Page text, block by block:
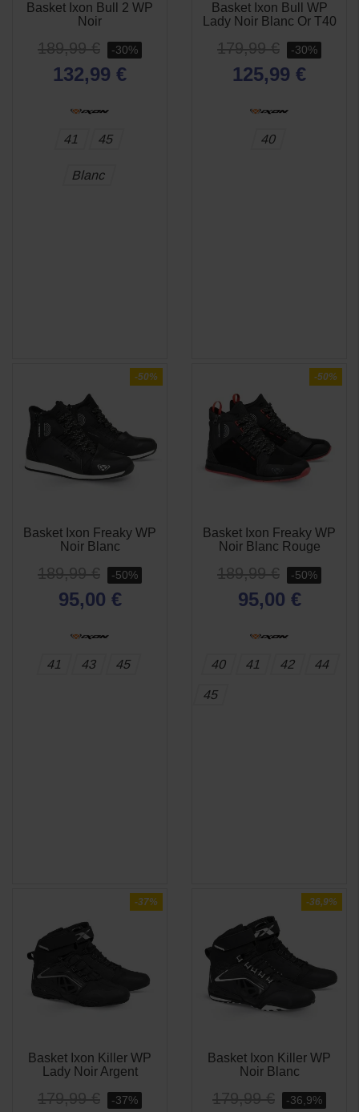
Basket Ixon Bull 2 WP
Noir
189,99 € -30%
132,99 €
41 45
Blanc
Basket Ixon Bull WP
Lady Noir Blanc Or T40
179,99 € -30%
125,99 €
40
-50%
APERÇU
RAPIDE
Basket Ixon Freaky WP
Noir Blanc
189,99 € -50%
95,00 €
41 43 45
-50%
APERÇU
RAPIDE
Basket Ixon Freaky WP
Noir Blanc Rouge
189,99 € -50%
95,00 €
40 41 42 44
45
-37%
 APERÇU
RAPIDE
Basket Ixon Killer WP
Lady Noir Argent
179,99 € -37%
-36,9%
APERÇU
RAPIDE
Basket Ixon Killer WP
Noir Blanc
179,99 € -36,9%
 APERÇU
RAPIDE
 APERÇU
RAPIDE